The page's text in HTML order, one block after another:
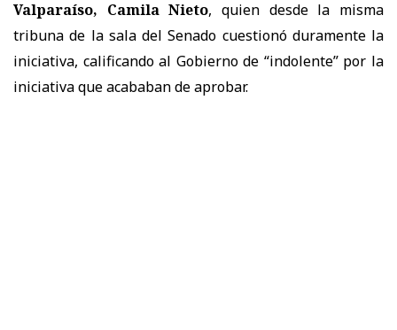
Valparaíso, Camila Nieto, quien desde la misma
tribuna de la sala del Senado cuestionó duramente la
iniciativa, calificando al Gobierno de “indolente” por la
iniciativa que acababan de aprobar.